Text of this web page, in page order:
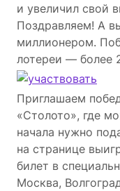
и увеличил свой
Поздравляем! А
миллионером.
лотереи — более
Приглашаем
«Столото», где
начала нужно
на странице
билет в
Москва,